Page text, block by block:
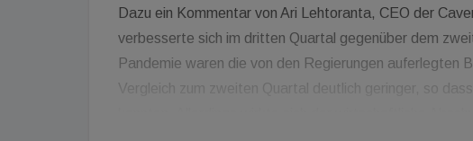
Dazu ein Kommentar von Ari Lehtoranta, CEO der
verbesserte sich im dritten Quartal gegenüber dem
Pandemie waren die von den Regierungen auferlegten
Vergleich zum zweiten Quartal deutlich geringer, so